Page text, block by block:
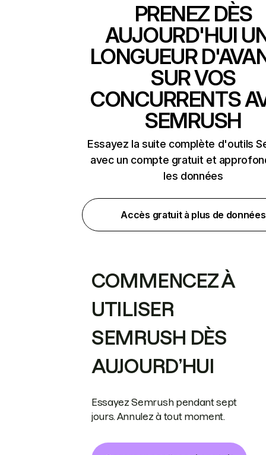
PRENEZ DÈS
AUJOURD'HUI
LONGUEUR
SUR VOS
CONCURRENTS
SEMRUSH
Essayez la suite complète d'outils
avec un compte gratuit et
les données
Accès gratuit à plus de données
COMMENCEZ À
UTILISER
SEMRUSH DÈS
AUJOURD’HUI
Essayez Semrush pendant sept
jours. Annulez à tout moment.